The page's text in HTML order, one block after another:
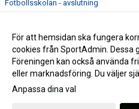
Fotbollsskolan - avslutning
Staffans veckobrev v 32
Staffans “inför helgens matcher” v 31
Gå till
För att hemsidan ska fungera
cookies från SportAdmin. Dessa
Föreningen kan också använda
eller marknadsföring. Du väljer
Anpassa dina val